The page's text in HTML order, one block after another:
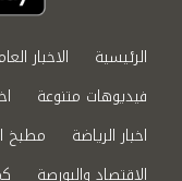
الرئيسية الاخبار
فيديوهات متنوعة
اخبار الرياضة
مطبخ
الاقتصاد والبورصة